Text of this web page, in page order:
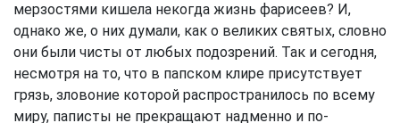
мерзостями кишела некогда жизнь фарисеев? И,
однако же, о них думали, как о великих святых, словно
они были чисты от любых подозрений. Так и сегодня,
несмотря на то, что в папском клире присутствует
грязь, зловоние которой распространилось по всему
миру, паписты не прекращают надменно и по-